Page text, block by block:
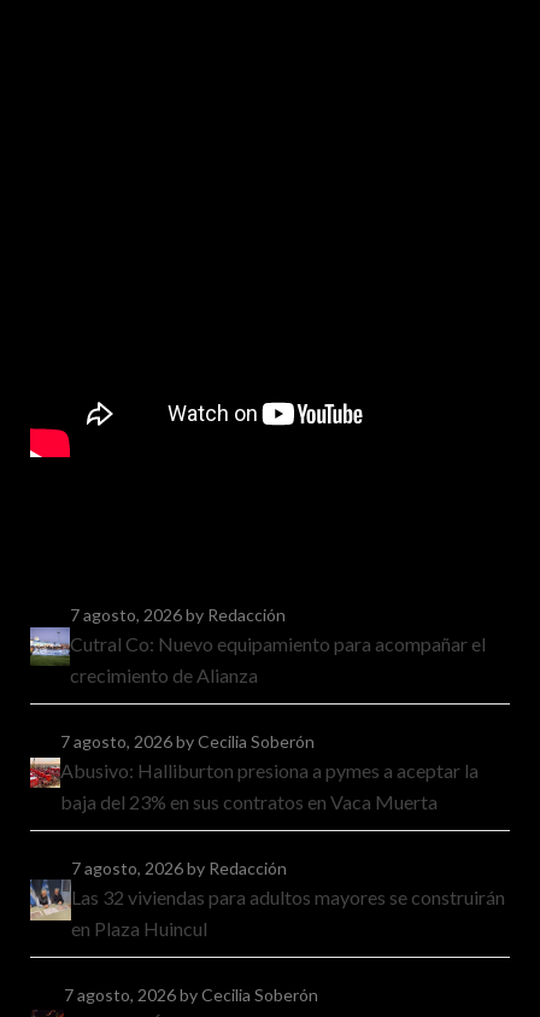
7 agosto, 2026by Redacción
Cutral Co: Nuevo equipamiento para acompañar el
crecimiento de Alianza
7 agosto, 2026by Cecilia Soberón
Abusivo: Halliburton presiona a pymes a aceptar la
baja del 23% en sus contratos en Vaca Muerta
7 agosto, 2026by Redacción
Las 32 viviendas para adultos mayores se construirán
en Plaza Huincul
7 agosto, 2026by Cecilia Soberón